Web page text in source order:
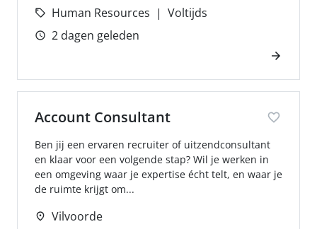
Human Resources
Voltijds
2 dagen geleden
Account Consultant
Ben jij een ervaren recruiter of uitzendconsultant
en klaar voor een volgende stap? Wil je werken in
een omgeving waar je expertise écht telt, en waar je
de ruimte krijgt om...
Vilvoorde